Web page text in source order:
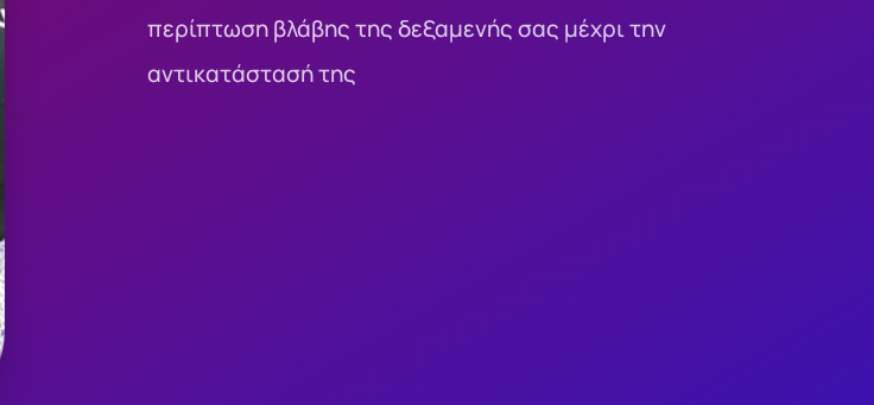
περίπτωση βλάβης της δεξαμενής σας μέχρι την
αντικατάστασή της